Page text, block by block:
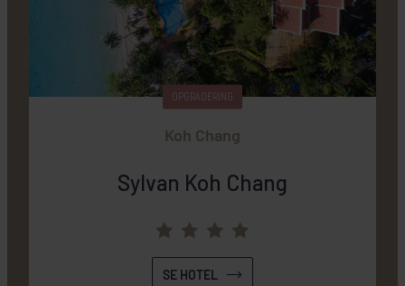
OPGRADERING
Koh Chang
Sylvan Koh Chang
SE HOTEL